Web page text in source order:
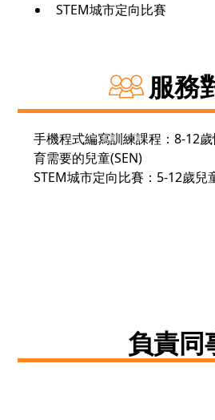
STEM城市定向比賽
服務
手機程式編寫訓練課程：8-12
育需要的兒童(SEN)
STEM城市定向比賽：5-12歲兒
負責同